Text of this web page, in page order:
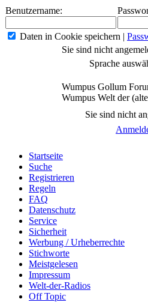
Benutzername:
Daten in Cookie speichern |
Sie sind nicht
Sprache
Wumpus Gollum
Wumpus Welt der
Sie sind nicht
Startseite
Suche
Registrieren
Regeln
FAQ
Datenschutz
Service
Sicherheit
Werbung / Urheberrechte
Stichworte
Meistgelesen
Impressum
Welt-der-Radios
Off Topic